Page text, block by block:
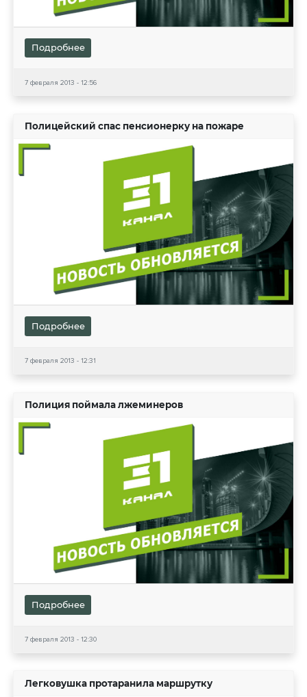
Подробнее
7 февраля 2013 - 12:56
Полицейский спас пенсионерку на пожаре
Подробнее
7 февраля 2013 - 12:31
Полиция поймала лжеминеров
Подробнее
7 февраля 2013 - 12:30
Легковушка протаранила маршрутку